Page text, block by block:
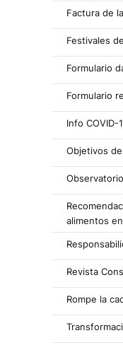
Factura de
Festivales
Formulario
Formulario
Info COVID-
Objetivos
alimentos
Revista
Rompe la